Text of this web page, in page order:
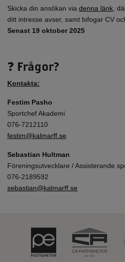
Skicka din ansökan via denna länk ,
ditt intresse avser, samt bifogar CV
Senast 19 oktober 2025
❓ Frågor?
Kontakta:
Festim Pasho
Sportchef Akademi
076-7212110
festim@kalmarff.se
Sebastian Hultman
Föreningsutvecklare / Assisterande
076-2189592
sebastian@kalmarff.se